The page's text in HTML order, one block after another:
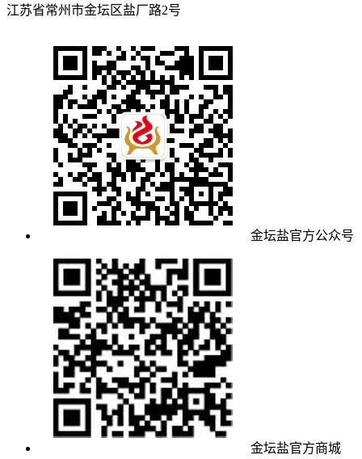
江苏省常州市金坛区盐厂路2号
金坛盐官方公众号
金坛盐官方商城